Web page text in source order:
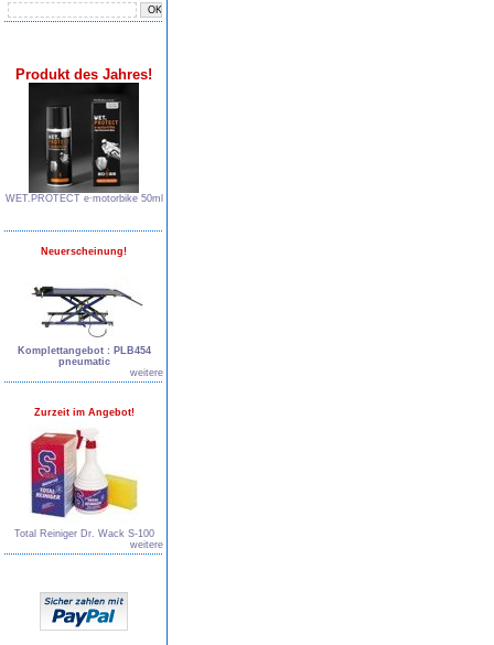
Produkt des Jahres!
WET.PROTECT e∙motorbike 50ml
Neuerscheinung!
Komplettangebot : PLB454
pneumatic
weitere
Zurzeit im Angebot!
Total Reiniger Dr. Wack S-100
weitere